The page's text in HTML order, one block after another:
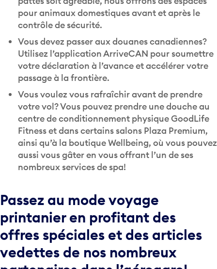
contrôle de sécurité.
Vous devez passer aux douanes canadiennes?
Utilisez l’application ArriveCAN pour soumettre
votre déclaration à l’avance et accélérer votre
passage à la frontière.
Vous voulez vous rafraîchir avant de prendre
votre vol? Vous pouvez prendre une douche au
centre de conditionnement physique GoodLife
Fitness et dans certains salons Plaza Premium,
ainsi qu’à la boutique Wellbeing, où vous pouvez
aussi vous gâter en vous offrant l’un de ses
nombreux services de spa!
printanier en profitant des
offres spéciales et des articles
vedettes de nos nombreux
partenaires dans l’aérogare!